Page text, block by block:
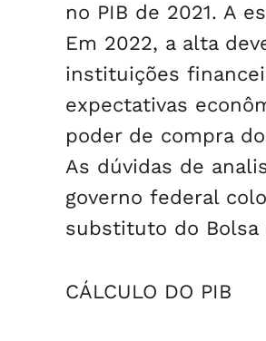
no PIB de 2021. A
Em 2022, a alta
instituições
expectativas
poder de compra
As dúvidas de
governo federal
substituto do Bolsa
CÁLCULO DO PIB